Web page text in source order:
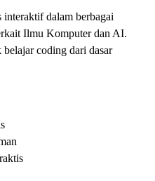
interaktif dalam berbagai
Ilmu Komputer dan AI.
coding dari dasar